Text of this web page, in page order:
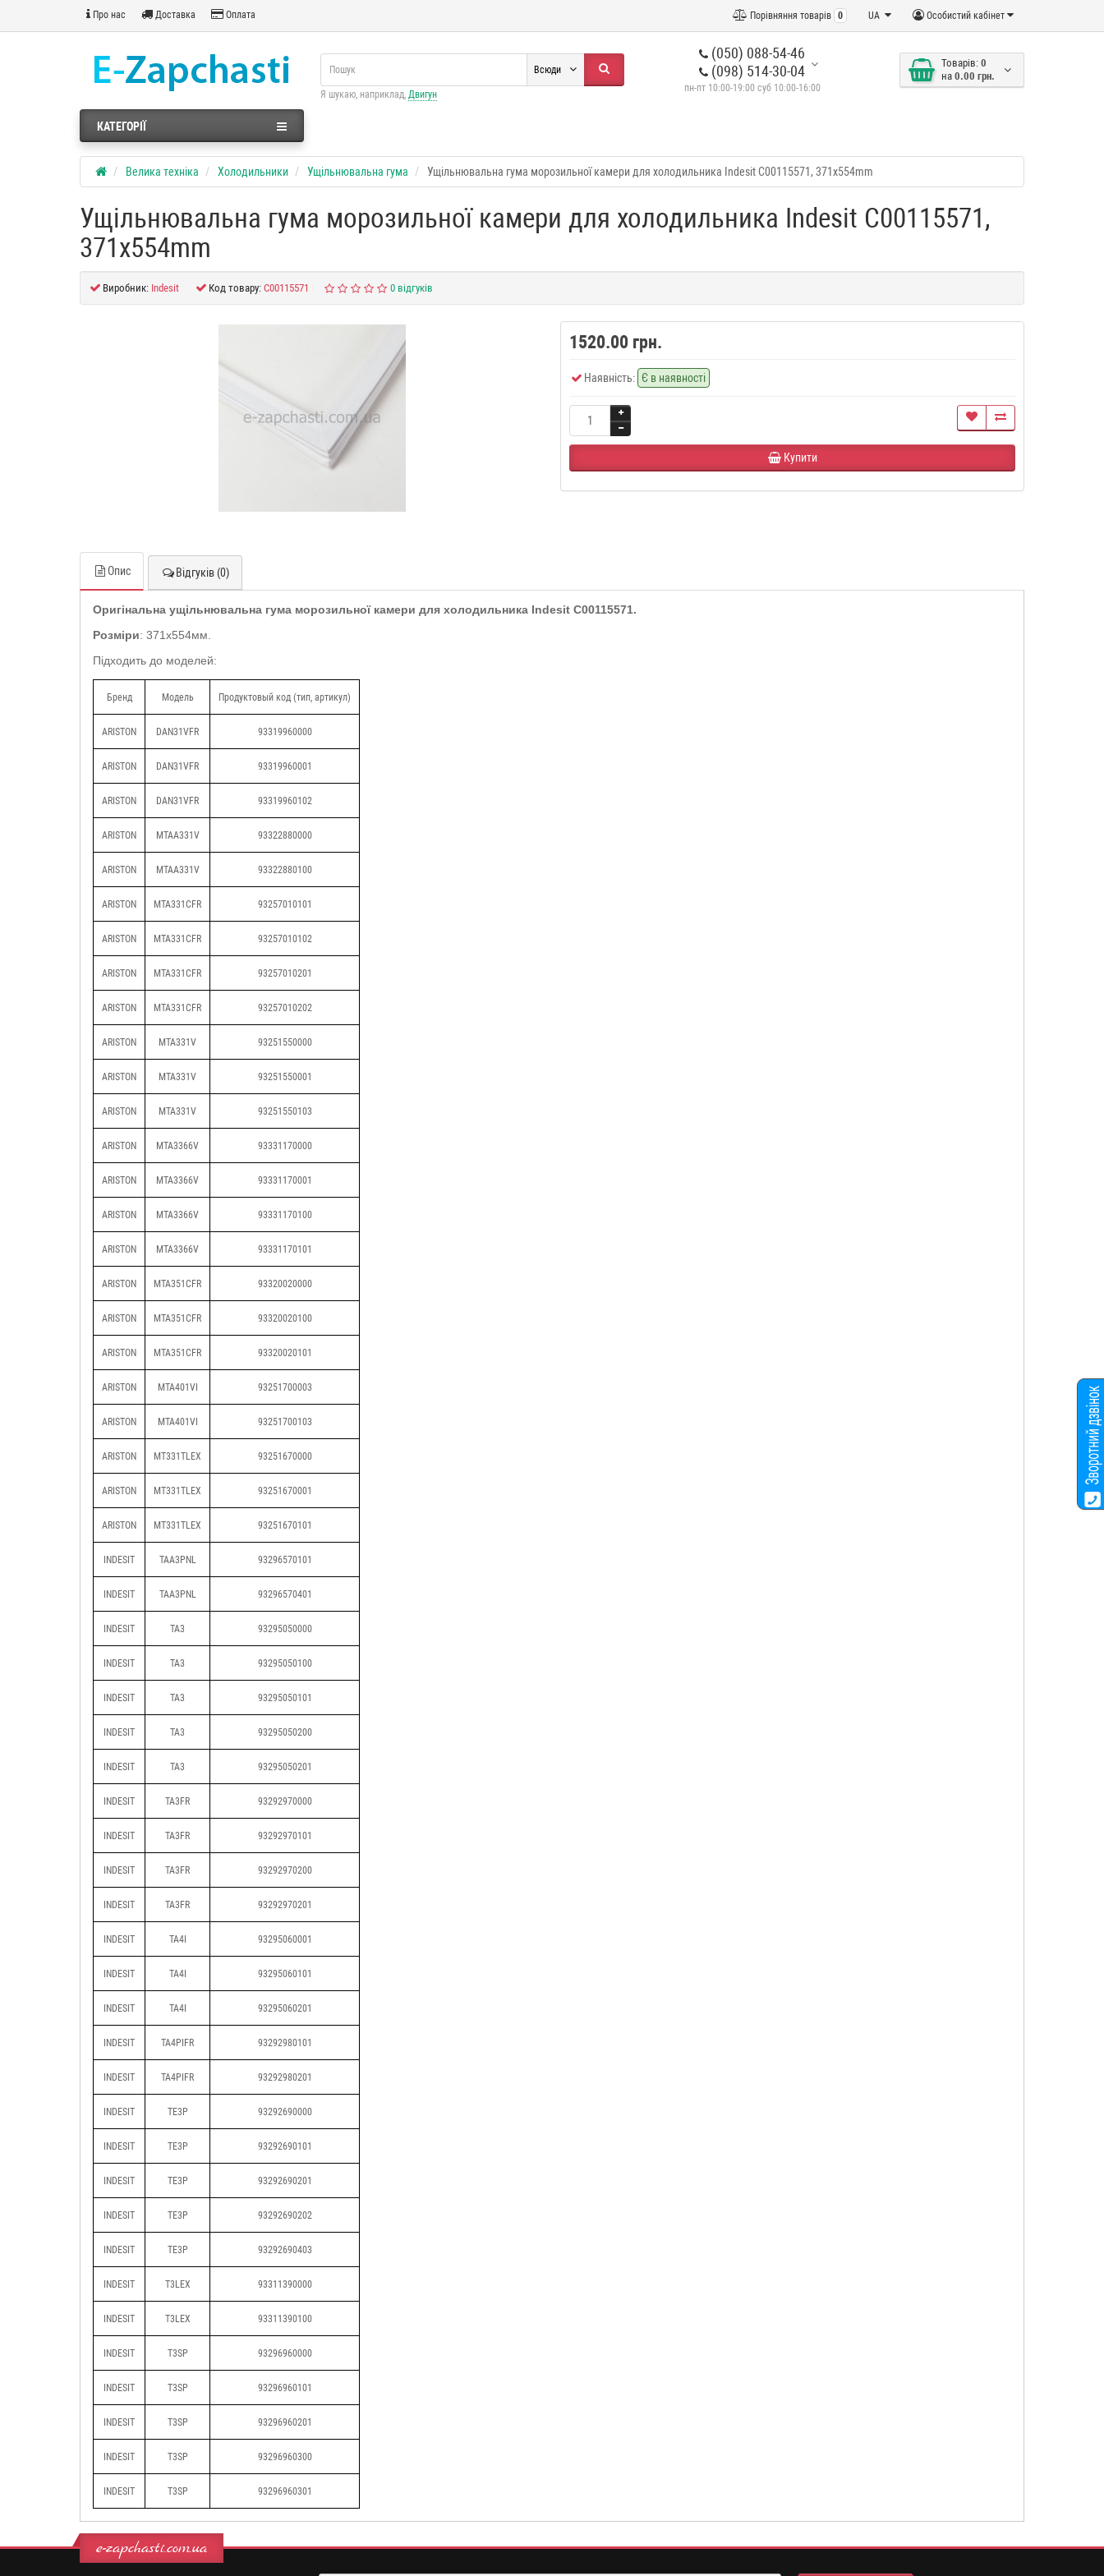
Про нас Доставка Оплата Особистий кабінет
UA
Порівняння товарів 0
(050) 088-54-46
(098) 514-30-04
пн-пт 10:00-19:00 суб 10:00-16:00
Товарів: 0
на 0.00 грн.
Всюди
Я шукаю, наприклад, Двигун
КАТЕГОРІЇ
Велика техніка Холодильники Ущільнювальна гума Ущільнювальна гума морозильної камери для холодильника Indesit C00115571, 371x554mm
Ущільнювальна гума морозильної камери для холодильника Indesit C00115571,
371x554mm
Виробник: Indesit Код товару: C00115571 0 відгуків
1520.00 грн.
Наявність: Є в наявності
Купити
Опис Відгуків (0)
Оригінальна ущільнювальна гума морозильної камери для холодильника Indesit C00115571.
Розміри: 371x554мм.
Підходить до моделей:
Бренд Модель Продуктовый код (тип, артикул)
ARISTON DAN31VFR 93319960000
ARISTON DAN31VFR 93319960001
ARISTON DAN31VFR 93319960102
ARISTON MTAA331V 93322880000
ARISTON MTAA331V 93322880100
ARISTON MTA331CFR 93257010101
ARISTON MTA331CFR 93257010102
ARISTON MTA331CFR 93257010201
ARISTON MTA331CFR 93257010202
ARISTON MTA331V 93251550000
ARISTON MTA331V 93251550001
ARISTON MTA331V 93251550103
ARISTON MTA3366V 93331170000
ARISTON MTA3366V 93331170001
ARISTON MTA3366V 93331170100
ARISTON MTA3366V 93331170101
ARISTON MTA351CFR 93320020000
ARISTON MTA351CFR 93320020100
ARISTON MTA351CFR 93320020101
ARISTON MTA401VI 93251700003
ARISTON MTA401VI 93251700103
ARISTON MT331TLEX 93251670000
ARISTON MT331TLEX 93251670001
ARISTON MT331TLEX 93251670101
INDESIT TAA3PNL 93296570101
INDESIT TAA3PNL 93296570401
INDESIT TA3 93295050000
INDESIT TA3 93295050100
INDESIT TA3 93295050101
INDESIT TA3 93295050200
INDESIT TA3 93295050201
INDESIT TA3FR 93292970000
INDESIT TA3FR 93292970101
INDESIT TA3FR 93292970200
INDESIT TA3FR 93292970201
INDESIT TA4I 93295060001
INDESIT TA4I 93295060101
INDESIT TA4I 93295060201
INDESIT TA4PIFR 93292980101
INDESIT TA4PIFR 93292980201
INDESIT TE3P 93292690000
INDESIT TE3P 93292690101
INDESIT TE3P 93292690201
INDESIT TE3P 93292690202
INDESIT TE3P 93292690403
INDESIT T3LEX 93311390000
INDESIT T3LEX 93311390100
INDESIT T3SP 93296960000
INDESIT T3SP 93296960101
INDESIT T3SP 93296960201
INDESIT T3SP 93296960300
INDESIT T3SP 93296960301
e-zapchasti.com.ua